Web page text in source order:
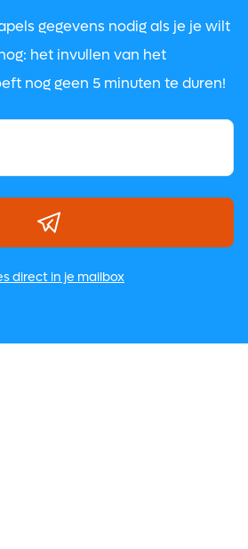
gegevens nodig als je je wilt
het invullen van het
nog geen 5 minuten te duren!
direct in je mailbox